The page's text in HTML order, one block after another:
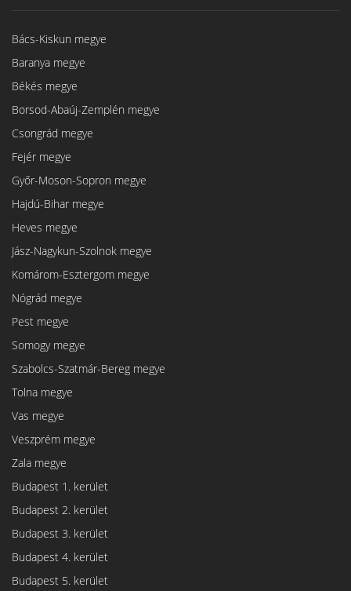
Bács-Kiskun megye
Baranya megye
Békés megye
Borsod-Abaúj-Zemplén megye
Csongrád megye
Fejér megye
Győr-Moson-Sopron megye
Hajdú-Bihar megye
Heves megye
Jász-Nagykun-Szolnok megye
Komárom-Esztergom megye
Nógrád megye
Pest megye
Somogy megye
Szabolcs-Szatmár-Bereg megye
Tolna megye
Vas megye
Veszprém megye
Zala megye
Budapest 1. kerület
Budapest 2. kerület
Budapest 3. kerület
Budapest 4. kerület
Budapest 5. kerület